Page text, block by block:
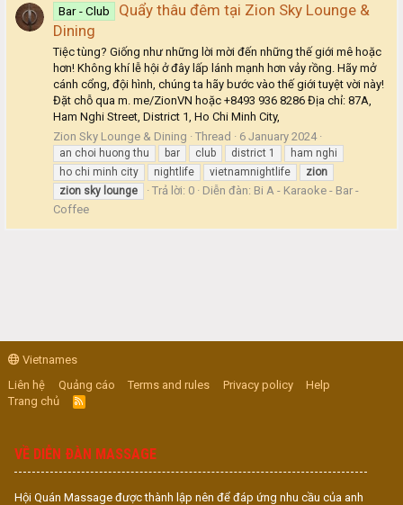
Bar - Club
Quẩy thâu đêm tại Zion Sky Lounge &
Dining
Tiệc tùng? Giống như những lời mời đến những thế giới mê hoặc
hơn! Không khí lễ hội ở đây lấp lánh mạnh hơn vảy rồng. Hãy mở
cánh cổng, đội hình, chúng ta hãy bước vào thế giới tuyệt vời này!
Đặt chỗ qua m. me/ZionVN hoặc +8493 936 8286 Địa chỉ: 87A,
Ham Nghi Street, District 1, Ho Chi Minh City,
Zion Sky Lounge & Dining
Thread 6 January 2024
an choi huong thu bar club district 1
ham nghi
ho chi minh city
nightlife vietnamnightlife
zion
zion sky lounge Trả lời: 0 Diễn đàn: Bi A - Karaoke - Bar -
Coffee
Vietnames
Liên hệ
Quảng cáo Terms and rules Privacy policy
Help
Trang chủ
R
S
VỀ DIỄN ĐÀN MASSAGE
Hội Quán Massage được thành lập nên để đáp ứng nhu cầu của anh